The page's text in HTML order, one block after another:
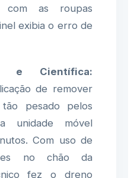
as roupas
exibia o erro de
e Científica:
de remover
pesado pelos
unidade móvel
Com uso de
no chão da
fez o dreno